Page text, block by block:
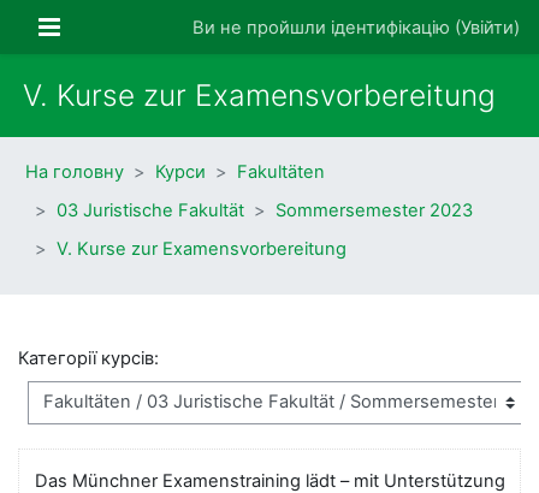
Бокова панельВи не пройшли ідентифікацію (Увійти)
V. Kurse zur Examensvorbereitung
На головну Курси
Fakultäten
03 Juristische Fakultät
Sommersemester 2023
V. Kurse zur Examensvorbereitung
Категорії курсів:
Das Münchner Examenstraining lädt – mit Unterstützung